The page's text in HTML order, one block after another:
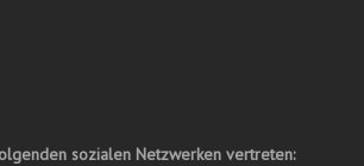
sozialen Netzwerken vertreten: